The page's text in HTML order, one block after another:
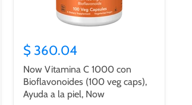
$ 360.04
Now Vitamina C 1000 con
Bioflavonoides (100 veg caps),
Ayuda a la piel, Now